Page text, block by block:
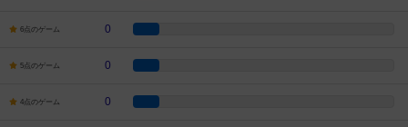
6点のゲーム 0
5点のゲーム 0
4点のゲーム 0